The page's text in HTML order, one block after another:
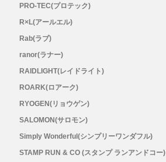
PRO-TEC(プロテック)
R×L(アールエル)
Rab(ラブ)
ranor(ラナー)
RAIDLIGHT(レイドライト)
ROARK(ロアーク)
RYOGEN(リョウゲン)
SALOMON(サロモン)
Simply Wonderful(シンプリーワンダフル)
STAMP RUN & CO (スタンプ ランアンドコー)